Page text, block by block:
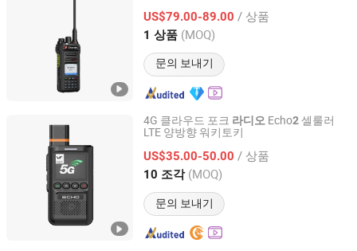
US$79.00-89.00 / 상품
1 상품 (MOQ)
문의 보내기
Fujian, China 이후 2026
4G 클라우드 포크 라디오 Echo2셀룰러
LTE 양방향 워키토키
US$35.00-50.00 / 상품
10 조각 (MOQ)
문의 보내기
Shenzhen Antarctic Star Union Technology Co., Ltd.
Guangdong, China 이후 2026